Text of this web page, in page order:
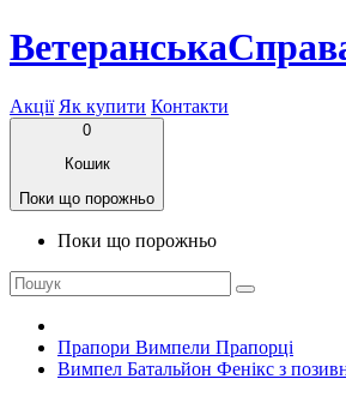
Акції Як купити Контакти
0
Кошик
Поки що порожньо
Поки що порожньо
Прапори Вимпели Прапорці
Вимпел Батальйон Фенікс з